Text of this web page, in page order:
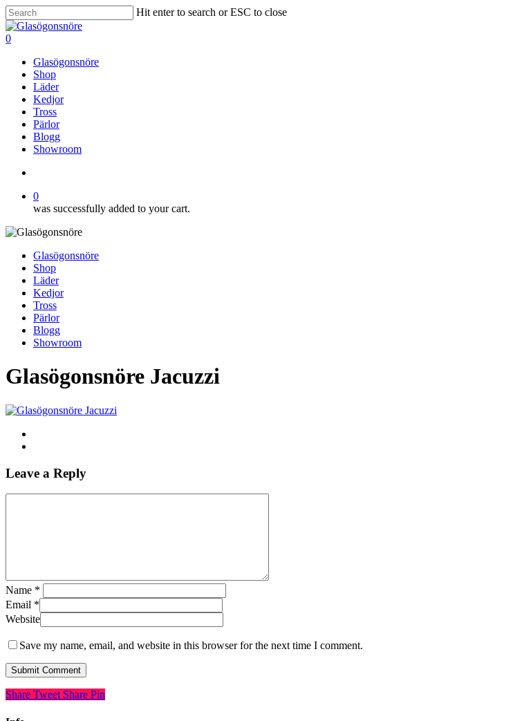
Skip
to
main
Hit enter to search or ESC to close
Close
Search
search
0
Glasögonsnöre
Shop
Läder
Kedjor
Tross
Pärlor
Blogg
Showroom
0
was successfully added to your cart.
Glasögonsnöre
Shop
Läder
Kedjor
Tross
Pärlor
Blogg
Showroom
Glasögonsnöre Jacuzzi
Leave a Reply
Name *
Email *
Website
Save my name, email, and website in this browser for the next time I comment.
Share Tweet Share Pin